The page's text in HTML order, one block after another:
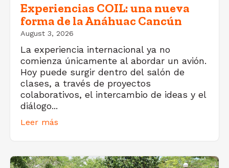
Experiencias COIL: una nueva
forma de la Anáhuac Cancún
August 3, 2026
La experiencia internacional ya no
comienza únicamente al abordar un avión.
Hoy puede surgir dentro del salón de
clases, a través de proyectos
colaborativos, el intercambio de ideas y el
diálogo...
Leer más